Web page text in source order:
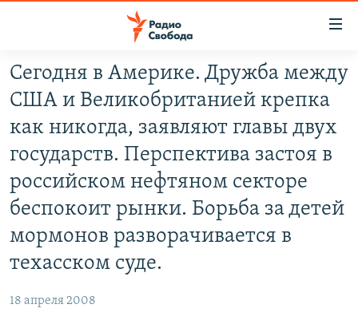
упрощенного
доступа
основному
содержанию
Вернутся
главной
навигации
ПРОГРАММЫ
АВТОРСКИЕ ПРОЕКТЫ
ЦИТАТЫ СВОБОДЫ
МНЕНИЯ
КУЛЬТУРА
IDEL.РЕАЛИИ
Сегодня в Америке. Дружба между
США и Великобританией крепка
как никогда, заявляют главы двух
государств. Перспектива застоя в
российском нефтяном секторе
беспокоит рынки. Борьба за детей
мормонов разворачивается в
техасском суде.
18 апреля 2008